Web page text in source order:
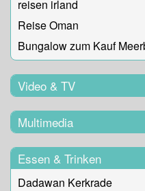
reisen irland
Reise Oman
Bungalow zum Kauf
Video & TV
Multimedia
Essen & Trinken
Dadawan Kerkrade